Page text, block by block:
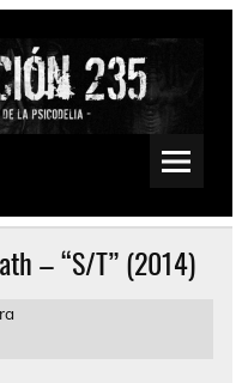
Fuzz, Space, Drone
– “S/T” (2014)